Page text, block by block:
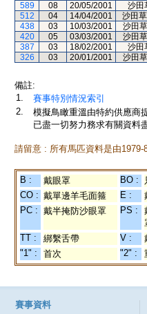
589
08 20/05/2001 沙田
512
04 14/04/2001 沙田
438
03 10/03/2001 沙田
420
05 03/03/2001 沙田
387
03 18/02/2001 沙田
326
03 20/01/2001 沙田
備註:
1.
賽事特別情況索引
2.
模擬鳥瞰重溫由特約供應商
已盡一切努力務求有關資料
請留意 : 所有馬匹資料是由1979-
B : 戴眼罩 BO :
CO : 戴單邊羊毛面箍 E :
PC : 戴半掩防沙眼罩 PS :
TT : 綁繫舌帶 V :
"1" :
首次 "2" :
賽事資料